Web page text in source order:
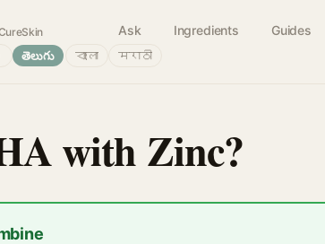
Ask Ingredients Guides
తెలుగు বাংলা मराठी
with Zinc?